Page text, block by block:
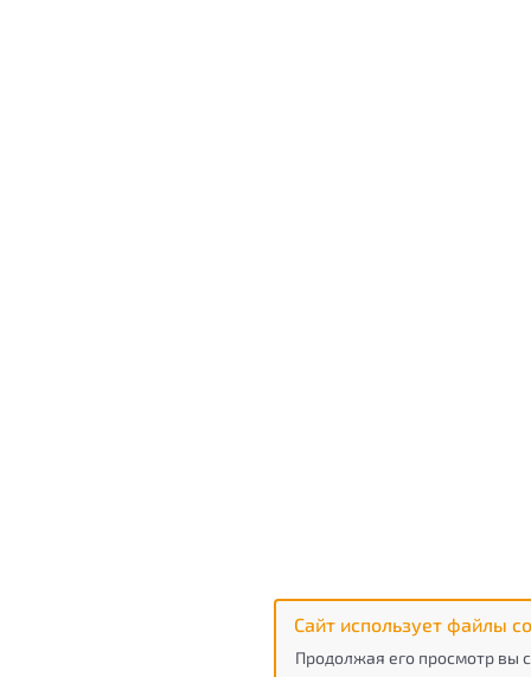
Сайт использует файлы
Продолжая его просмотр вы